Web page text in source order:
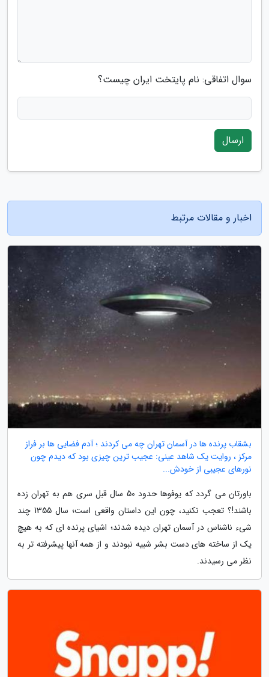
سوال اتفاقی: نام پایتخت ایران چیست؟
ارسال
اخبار و مقالات مرتبط
بشقاب پرنده ها در آسمان تهران چه می کردند ؛ آدم فضایی ها بر فراز
مرکز ، روایت یک شاهد عینی: عجیب ترین چیزی بود که دیدم چون
نورهای عجیبی از خودش...
باورتان می گردد که یوفوها حدود 50 سال قبل سری هم به تهران زده
باشند!؟ تعجب نکنید، چون این داستان واقعی است؛ سال 1355 چند
شیء ناشناس در آسمان تهران دیده شدند؛ اشیای پرنده ای که به هیچ
یک از ساخته های دست بشر شبیه نبودند و از همه آنها پیشرفته تر به
نظر می رسیدند.